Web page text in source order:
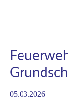
05.03.2026